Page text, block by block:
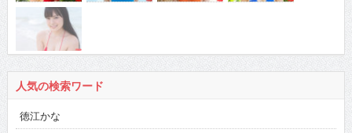
人気の検索ワード
徳江かな